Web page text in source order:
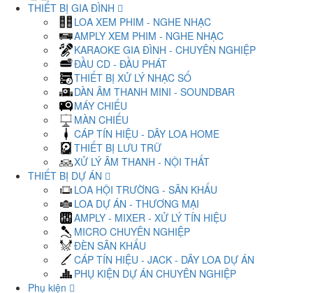
THIẾT BỊ GIA ĐÌNH
LOA XEM PHIM - NGHE NHẠC
AMPLY XEM PHIM - NGHE NHẠC
KARAOKE GIA ĐÌNH - CHUYÊN NGHIỆP
ĐẦU CD - ĐẦU PHÁT
THIẾT BỊ XỬ LÝ NHẠC SỐ
DÀN ÂM THANH MINI - SOUNDBAR
MÁY CHIẾU
MÀN CHIẾU
CÁP TÍN HIỆU - DÂY LOA HOME
THIẾT BỊ LƯU TRỮ
XỬ LÝ ÂM THANH - NỘI THẤT
THIẾT BỊ DỰ ÁN
LOA HỘI TRƯỜNG - SÂN KHẤU
LOA DỰ ÁN - THƯƠNG MẠI
AMPLY - MIXER - XỬ LÝ TÍN HIỆU
MICRO CHUYÊN NGHIỆP
ĐÈN SÂN KHẤU
CÁP TÍN HIỆU - JACK - DÂY LOA DỰ ÁN
PHỤ KIỆN DỰ ÁN CHUYÊN NGHIỆP
Phụ kiện